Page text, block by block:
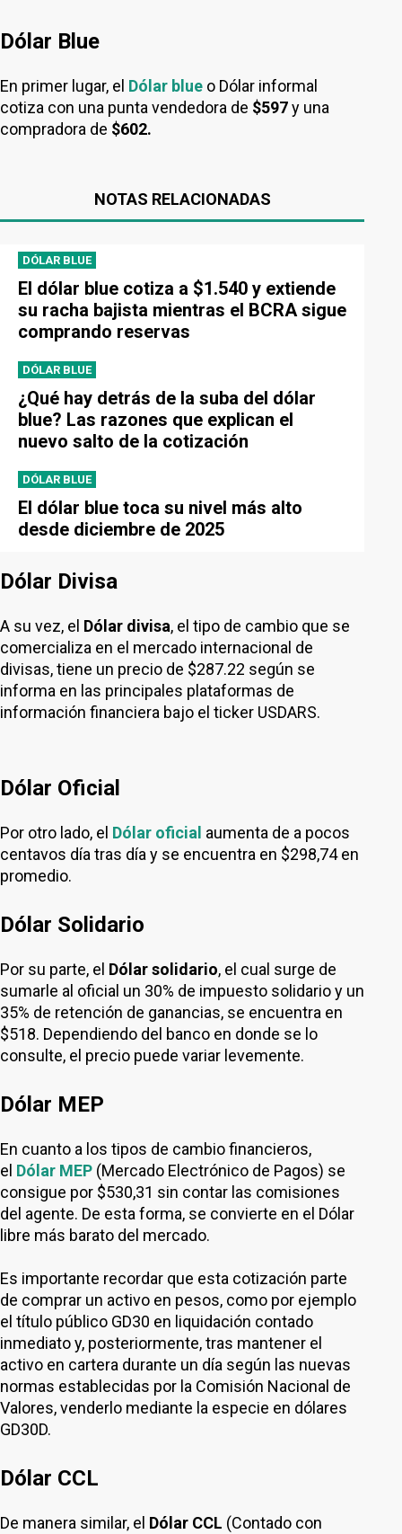
Dólar Blue
En primer lugar, el Dólar blue o Dólar informal
cotiza con una punta vendedora de $597y una
compradora de $602.
NOTAS RELACIONADAS
DÓLAR BLUE
El dólar blue cotiza a $1.540 y extiende
su racha bajista mientras el BCRA sigue
comprando reservas
DÓLAR BLUE
¿Qué hay detrás de la suba del dólar
blue? Las razones que explican el
nuevo salto de la cotización
DÓLAR BLUE
El dólar blue toca su nivel más alto
desde diciembre de 2025
Dólar Divisa
A su vez, el Dólar divisa, el tipo de cambio que se
comercializa en el mercado internacional de
divisas, tiene un precio de $287.22 según se
informa en las principales plataformas de
información financiera bajo el ticker USDARS.
Dólar Oficial
Por otro lado, el Dólar oficial aumenta de a pocos
centavos día tras día y se encuentra en $298,74 en
promedio.
Dólar Solidario
Por su parte, el Dólar solidario, el cual surge de
sumarle al oficial un 30% de impuesto solidario y un
35% de retención de ganancias, se encuentra en
$518. Dependiendo del banco en donde se lo
consulte, el precio puede variar levemente.
Dólar MEP
En cuanto a los tipos de cambio financieros,
el Dólar MEP (Mercado Electrónico de Pagos) se
consigue por $530,31 sin contar las comisiones
del agente. De esta forma, se convierte en el Dólar
libre más barato del mercado.
Es importante recordar que esta cotización parte
de comprar un activo en pesos, como por ejemplo
el título público GD30 en liquidación contado
inmediato y, posteriormente, tras mantener el
activo en cartera durante un día según las nuevas
normas establecidas por la Comisión Nacional de
Valores, venderlo mediante la especie en dólares
GD30D.
Dólar CCL
De manera similar, el Dólar CCL (Contado con